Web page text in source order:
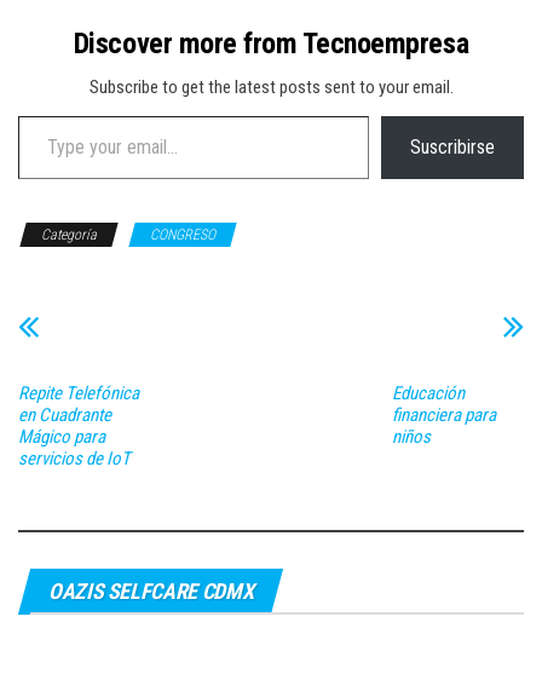
Discover more from Tecnoempresa
Subscribe to get the latest posts sent to your email.
Type your email…
Suscribirse
Categoría CONGRESO
Repite Telefónica
en Cuadrante
Mágico para
servicios de IoT
Educación
financiera para
niños
OAZIS SELFCARE CDMX